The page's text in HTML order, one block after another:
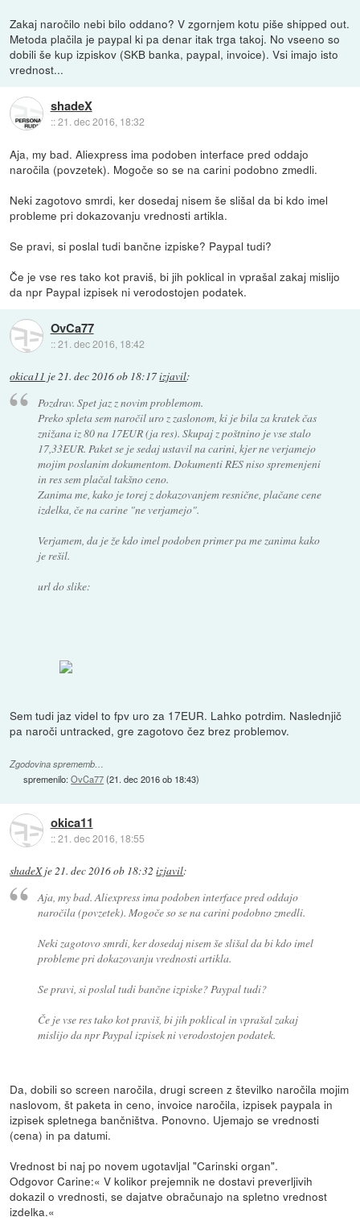
Zakaj naročilo nebi bilo oddano? V zgornjem kotu piše shipped out.
Metoda plačila je paypal ki pa denar itak trga takoj. No vseeno so
dobili še kup izpiskov (SKB banka, paypal, invoice). Vsi imajo isto
vrednost...
shadeX
::21. dec 2016, 18:32
Aja, my bad. Aliexpress ima podoben interface pred oddajo
naročila (povzetek). Mogoče so se na carini podobno zmedli.
Neki zagotovo smrdi, ker dosedaj nisem še slišal da bi kdo imel
probleme pri dokazovanju vrednosti artikla.
Se pravi, si poslal tudi bančne izpiske? Paypal tudi?
Če je vse res tako kot praviš, bi jih poklical in vprašal zakaj mislijo
da npr Paypal izpisek ni verodostojen podatek.
OvCa77
::21. dec 2016, 18:42
okica11 je21. dec 2016 ob 18:17izjavil:
Pozdrav. Spet jaz z novim problemom.
Preko spleta sem naročil uro z zaslonom, ki je bila za kratek čas
znižana iz 80 na 17EUR (ja res). Skupaj z poštnino je vse stalo
17,33EUR. Paket se je sedaj ustavil na carini, kjer ne verjamejo
mojim poslanim dokumentom. Dokumenti RES niso spremenjeni
in res sem plačal takšno ceno.
Zanima me, kako je torej z dokazovanjem resnične, plačane cene
izdelka, če na carine "ne verjamejo".
Verjamem, da je že kdo imel podoben primer pa me zanima kako
je rešil.
url do slike:
Sem tudi jaz videl to fpv uro za 17EUR. Lahko potrdim. Naslednjič
pa naroči untracked, gre zagotovo čez brez problemov.
Zgodovina sprememb…
spremenilo:OvCa77(21. dec 2016 ob 18:43)
okica11
::21. dec 2016, 18:55
shadeXje21. dec 2016 ob 18:32 izjavil:
Aja, my bad. Aliexpress ima podoben interface pred oddajo
naročila (povzetek). Mogoče so se na carini podobno zmedli.
Neki zagotovo smrdi, ker dosedaj nisem še slišal da bi kdo imel
probleme pri dokazovanju vrednosti artikla.
Se pravi, si poslal tudi bančne izpiske? Paypal tudi?
Če je vse res tako kot praviš, bi jih poklical in vprašal zakaj
mislijo da npr Paypal izpisek ni verodostojen podatek.
Da, dobili so screen naročila, drugi screen z številko naročila mojim
naslovom, št paketa in ceno, invoice naročila, izpisek paypala in
izpisek spletnega bančništva. Ponovno. Ujemajo se vrednosti
(cena) in pa datumi.
Vrednost bi naj po novem ugotavljal "Carinski organ".
Odgovor Carine:« V kolikor prejemnik ne dostavi preverljivih
dokazil o vrednosti, se dajatve obračunajo na spletno vrednost
izdelka.«